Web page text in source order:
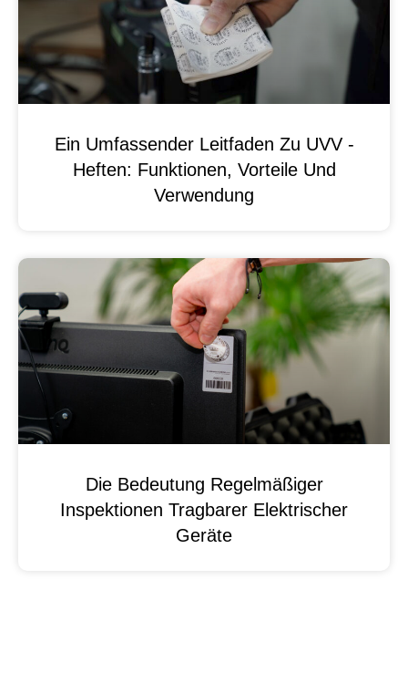
Ein Umfassender Leitfaden Zu UVV -
Heften: Funktionen, Vorteile Und
Verwendung
Die Bedeutung Regelmäßiger
Inspektionen Tragbarer Elektrischer
Geräte